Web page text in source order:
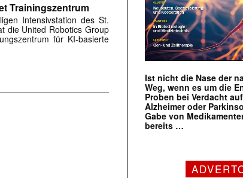
Trainingszentrum
Intensivstation des St.
die United Robotics Group
für KI-basierte
Ist nicht die Nase der
Weg, wenn es um die
Proben bei Verdacht
Alzheimer oder
Gabe von
bereits …